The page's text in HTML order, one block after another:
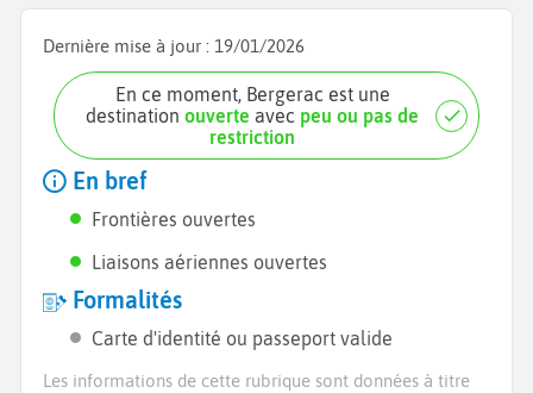
Dernière mise à jour : 19/01/2026
En ce moment, Bergerac est une
destinationouverte avec peu ou pas de
restriction
En bref
Frontières ouvertes
Liaisons aériennes ouvertes
Formalités
Carte d'identité ou passeport valide
Les informations de cette rubrique sont données à titre